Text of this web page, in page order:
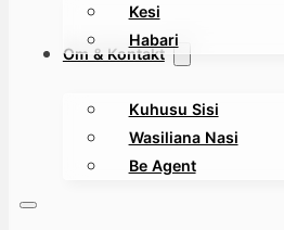
Kesi
Habari
Om & Kontakt
Kuhusu Sisi
Wasiliana Nasi
Be Agent